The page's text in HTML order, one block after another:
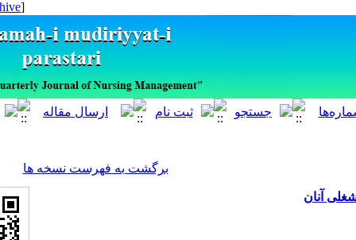
[ English ]
برگشت به فهرست نسخه ها